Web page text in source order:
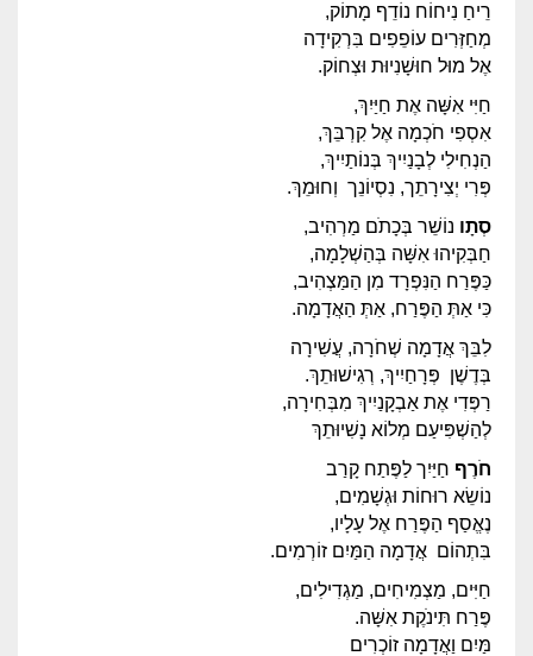
רֵיחַ נִיחוֹח נוֹדֵף מָתוֹק,
מְחַזְּרִים עוֹפֵפִים בִּרְקִידָה
אֶל מוּל חוּשָׁנִיוּת וּצְחוֹק.
חַיִּי אִשָּׁה אֶת חַיַּיִךְ,
אִסְפִי חֹכְמָה אֶל קִרְבֵּךְ,
הַנְחִילִי לְבָנַיִיךְ בְּנוֹתַיִיךְ,
פְּרִי יְצִירָתֵך, נִסְיוֹנֵך וְחוּמֵךְ.
סְתָו נוֹשֵׁר בְּכָתֹם מַרְהִיב,
חַבְּקִיהוּ אִשָּׁה בְּהַשְׁלָמָה,
כַּפֶּרַח הַנִּפְרָד מִן הַמַּצְהִיב,
כִּי אַתְּ הַפֶּרַח, אַתְּ הַאֲדָמָה.
לִבֵּךְ אֲדָמָה שְׁחֹרָה, עֲשִׁירָה
בְּדֶשֶׁן פְּרָחַיִיךְ, רְגִישׁוּתֵךְ.
רַפְּדִי אֶת אַבְקָנַיִיךְ מִבְּחִירָה,
לְהַשְׁפִּיעַם מְלוֹא נָשִׁיוּתֵךְ
חֹרֶף חַיַּיִך לַפֶּתַח קָרַב
נוֹשֵׂא רוּחוֹת וּגְשָׁמִים,
נֶאֱסַף הַפֶּרַח אֶל עָלָיו,
בִּתְהוֹם אֲדָמָה הַמַּיִם זוֹרְמִים.
חַיִּים, מַצְמִיחִים, מַגְדִילִים,
פֶּרַח תִּינֹקֶת אִשָּׁה.
מַּיִם וַאֲדָמָה זוֹכְרִים